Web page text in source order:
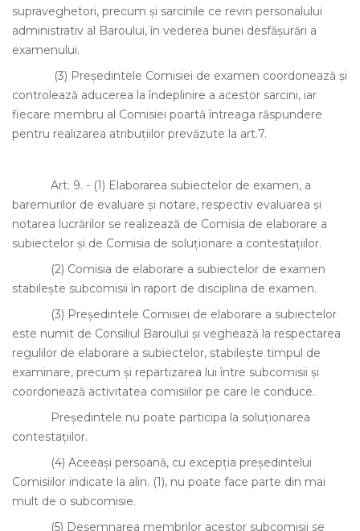
supraveghetori, precum şi sarcinile ce revin personalului
administrativ al Baroului, în vederea bunei desfăşurări a
examenului.
(3) Preşedintele Comisiei de examen coordonează şi
controlează aducerea la îndeplinire a acestor sarcini, iar
fiecare membru al Comisiei poartă întreaga răspundere
pentru realizarea atribuţiilor prevăzute la art.7.
Art. 9. - (1) Elaborarea subiectelor de examen, a
baremurilor de evaluare şi notare, respectiv evaluarea şi
notarea lucrărilor se realizează de Comisia de elaborare a
subiectelor şi de Comisia de soluţionare a contestaţiilor.
(2) Comisia de elaborare a subiectelor de examen
stabileşte subcomisii în raport de disciplina de examen.
(3) Preşedintele Comisiei de elaborare a subiectelor
este numit de Consiliul Baroului şi veghează la respectarea
regulilor de elaborare a subiectelor, stabileşte timpul de
examinare, precum şi repartizarea lui între subcomisii şi
coordonează activitatea comisiilor pe care le conduce.
Preşedintele nu poate participa la soluţionarea
contestaţiilor.
(4) Aceeaşi persoană, cu excepţia preşedintelui
Comisiilor indicate la alin. (1), nu poate face parte din mai
mult de o subcomisie.
(5) Desemnarea membrilor acestor subcomisii se